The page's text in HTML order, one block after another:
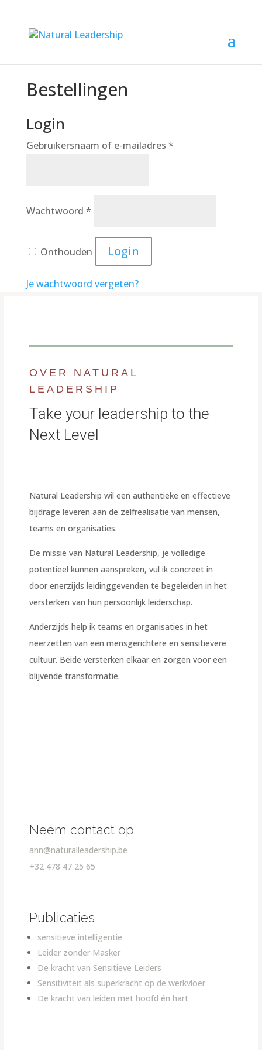
Bestellingen
Login
Gebruikersnaam of e-mailadres *Vereist
Wachtwoord *
Onthouden Login
Je wachtwoord vergeten?
OVER NATURAL
LEADERSHIP
Take your leadership to the
Next Level
Natural Leadership wil een authentieke en effectieve
bijdrage leveren aan de zelfrealisatie van mensen,
teams en organisaties.
De missie van Natural Leadership, je volledige
potentieel kunnen aanspreken, vul ik concreet in
door enerzijds leidinggevenden te begeleiden in het
versterken van hun persoonlijk leiderschap.
Anderzijds help ik teams en organisaties in het
neerzetten van een mensgerichtere en sensitievere
cultuur. Beide versterken elkaar en zorgen voor een
blijvende transformatie.
Neem contact op
ann@naturalleadership.be
+32 478 47 25 65
Publicaties
sensitieve intelligentie
Leider zonder Masker
De kracht van Sensitieve Leiders
Sensitiviteit als superkracht op de werkvloer
De kracht van leiden met hoofd én hart